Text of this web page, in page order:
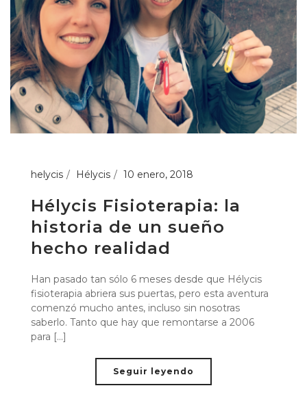
helycis Hélycis 10 enero, 2018
Hélycis Fisioterapia: la
historia de un sueño
hecho realidad
Han pasado tan sólo 6 meses desde que Hélycis
fisioterapia abriera sus puertas, pero esta aventura
comenzó mucho antes, incluso sin nosotras
saberlo. Tanto que hay que remontarse a 2006
para [...]
Seguir leyendo